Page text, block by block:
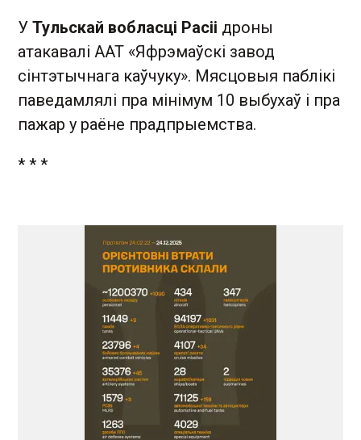
У Тульскай вобласці Расіі дроны
атакавалі ААТ «Яфрэмаўскі завод
сінтэтычнага каўчуку». Мясцовыя паблікі
паведамлялі пра мінімум 10 выбухаў і пра
пажар у раёне прадпрыемства.
* * *